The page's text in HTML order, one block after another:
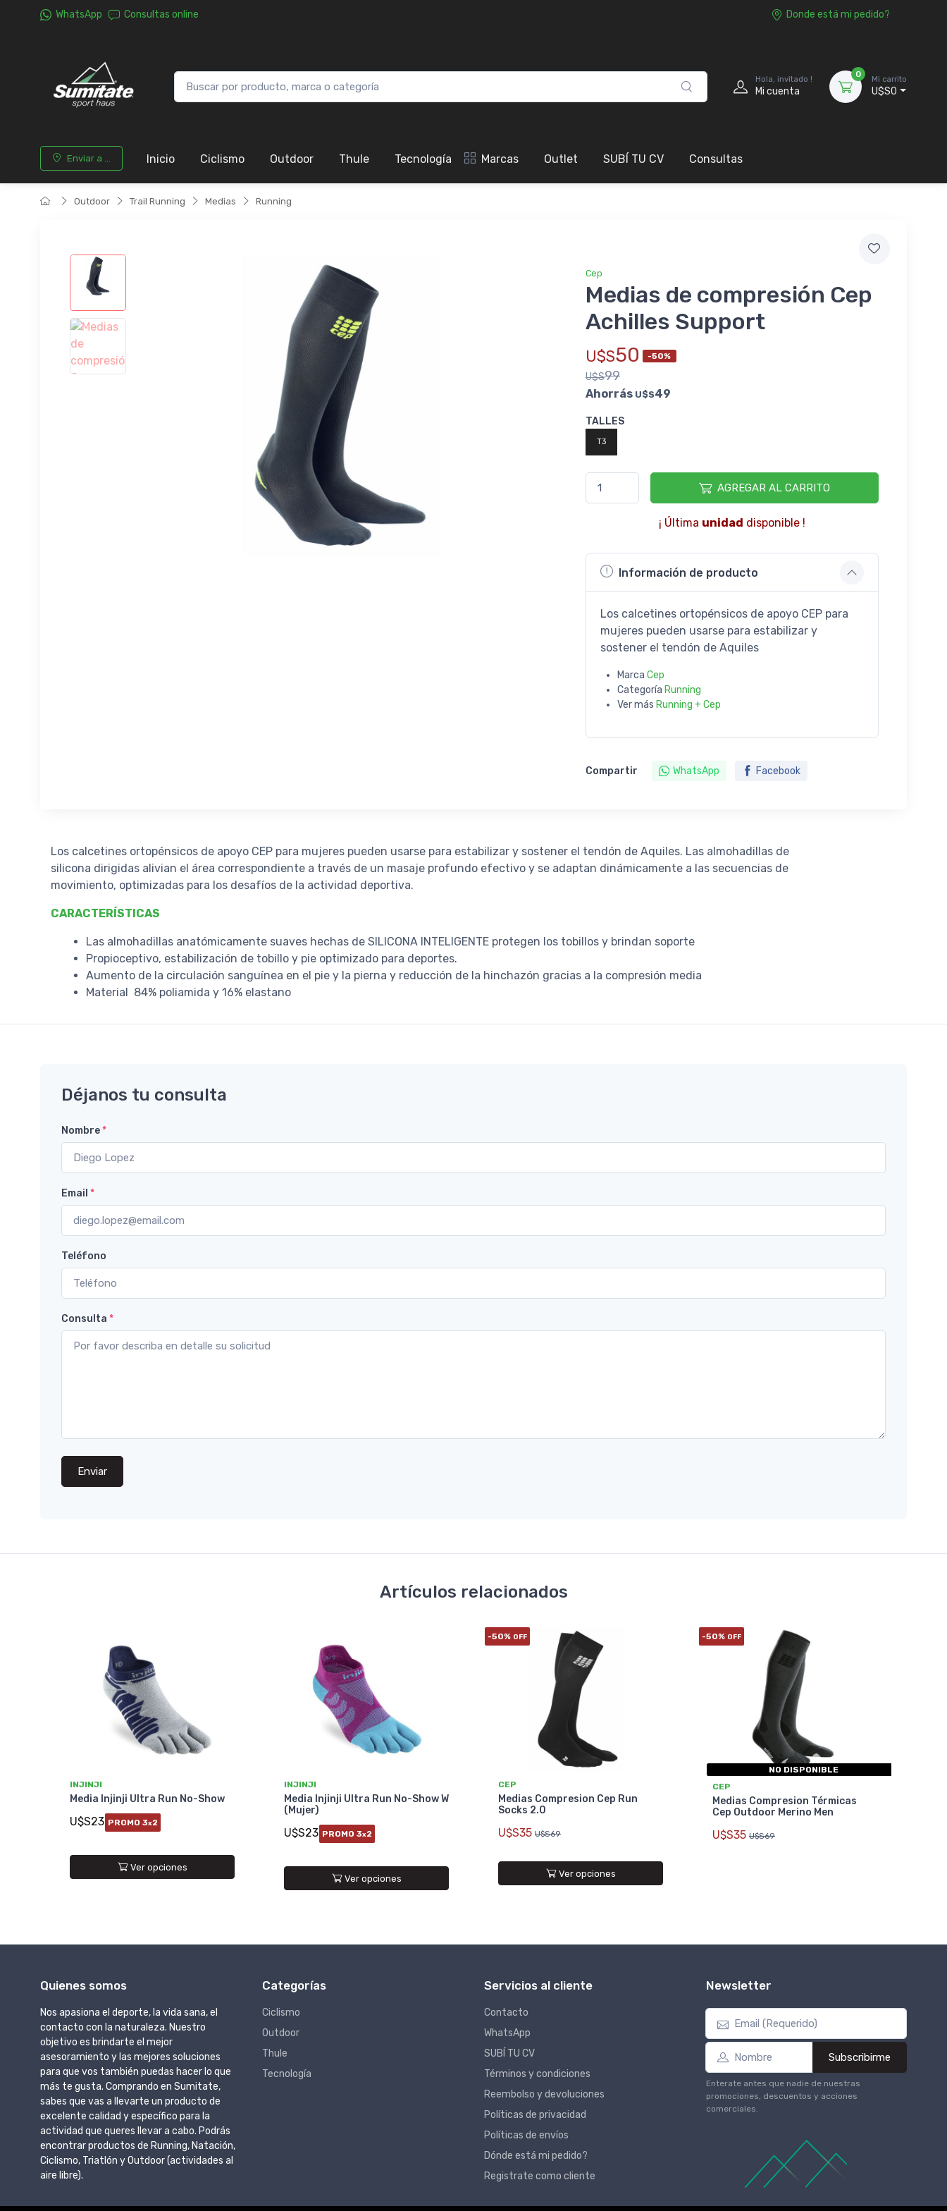
WhatsApp Consultas online Donde está mi pedido?
Hola, invitado !
Mi cuenta
0
Mi carrito
U$S0
Enviar a ... Inicio Ciclismo Outdoor Thule Tecnología Marcas Outlet SUBÍ TU CV Consultas
Outdoor Trail Running Medias Running
Cep
Medias de compresión Cep
Achilles Support
U$S50 -50%
U$S99
Ahorrás U$S49
TALLES
T3
AGREGAR AL CARRITO
¡ Última unidad disponible !
Información de producto
Los calcetines ortopénsicos de apoyo CEP para
mujeres pueden usarse para estabilizar y
sostener el tendón de Aquiles
Marca Cep
Categoría Running
Ver más Running + Cep
Compartir WhatsApp Facebook
Los calcetines ortopénsicos de apoyo CEP para mujeres pueden usarse para estabilizar y sostener el tendón de Aquiles. Las almohadillas de
silicona dirigidas alivian el área correspondiente a través de un masaje profundo efectivo y se adaptan dinámicamente a las secuencias de
movimiento, optimizadas para los desafíos de la actividad deportiva.
CARACTERÍSTICAS
Las almohadillas anatómicamente suaves hechas de SILICONA INTELIGENTE protegen los tobillos y brindan soporte
Propioceptivo, estabilización de tobillo y pie optimizado para deportes.
Aumento de la circulación sanguínea en el pie y la pierna y reducción de la hinchazón gracias a la compresión media
Material 84% poliamida y 16% elastano
Déjanos tu consulta
Nombre*
Email *
Teléfono
Consulta *
Enviar
Artículos relacionados
INJINJI
Media Injinji Ultra Run No-Show
U$S23 PROMO 3x2
Ver opciones
INJINJI
Media Injinji Ultra Run No-Show W
(Mujer)
U$S23 PROMO 3x2
Ver opciones
-50% OFF
CEP
Medias Compresion Cep Run
Socks 2.0
U$S35 U$S69
Ver opciones
-50% OFF
NO DISPONIBLE
CEP
Medias Compresion Térmicas
Cep Outdoor Merino Men
U$S35 U$S69
Quienes somos
Nos apasiona el deporte, la vida sana, el
contacto con la naturaleza. Nuestro
objetivo es brindarte el mejor
asesoramiento y las mejores soluciones
para que vos también puedas hacer lo que
más te gusta. Comprando en Sumitate,
sabes que vas a llevarte un producto de
excelente calidad y específico para la
actividad que queres llevar a cabo. Podrás
encontrar productos de Running, Natación,
Ciclismo, Triatlón y Outdoor (actividades al
aire libre).
Categorías
Ciclismo
Outdoor
Thule
Tecnología
Servicios al cliente
Contacto
WhatsApp
SUBÍ TU CV
Términos y condiciones
Reembolso y devoluciones
Políticas de privacidad
Políticas de envíos
Dónde está mi pedido?
Registrate como cliente
Newsletter
Subscribirme
Enterate antes que nadie de nuestras
promociones, descuentos y acciones
comerciales.